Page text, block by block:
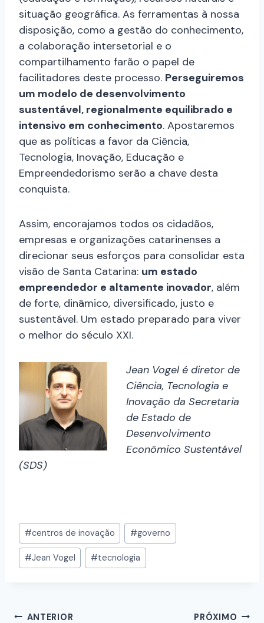
situação geográfica. As ferramentas à nossa
disposição, como a gestão do conhecimento,
a colaboração intersetorial e o
compartilhamento farão o papel de
facilitadores deste processo. Perseguiremos
um modelo de desenvolvimento
sustentável, regionalmente equilibrado e
intensivo em conhecimento. Apostaremos
que as políticas a favor da Ciência,
Tecnologia, Inovação, Educação e
Empreendedorismo serão a chave desta
conquista.
Assim, encorajamos todos os cidadãos,
empresas e organizações catarinenses a
direcionar seus esforços para consolidar esta
visão de Santa Catarina: um estado
empreendedor e altamente inovador, além
de forte, dinâmico, diversificado, justo e
sustentável. Um estado preparado para viver
o melhor do século XXI.
Jean Vogel é diretor de
Ciência, Tecnologia e
Inovação da Secretaria
de Estado de
Desenvolvimento
Econômico Sustentável
(SDS)
#centros de inovação #governo
#Jean Vogel #tecnologia
ANTERIOR PRÓXIMO